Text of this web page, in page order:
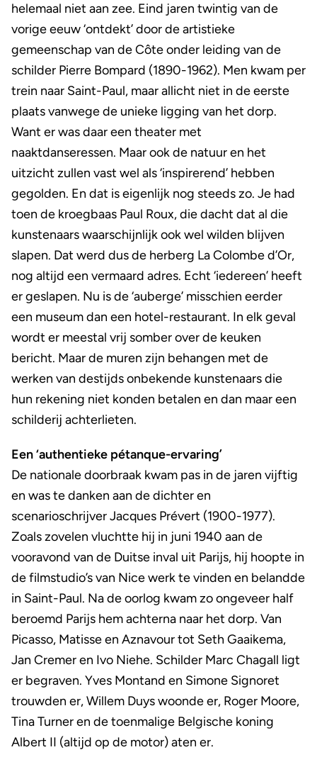
helemaal niet aan zee. Eind jaren twintig van de
vorige eeuw ‘ontdekt’ door de artistieke
gemeenschap van de Côte onder leiding van de
schilder Pierre Bompard (1890-1962). Men kwam per
trein naar Saint-Paul, maar allicht niet in de eerste
plaats vanwege de unieke ligging van het dorp.
Want er was daar een theater met
naaktdanseressen. Maar ook de natuur en het
uitzicht zullen vast wel als ‘inspirerend’ hebben
gegolden. En dat is eigenlijk nog steeds zo. Je had
toen de kroegbaas Paul Roux, die dacht dat al die
kunstenaars waarschijnlijk ook wel wilden blijven
slapen. Dat werd dus de herberg La Colombe d’Or,
nog altijd een vermaard adres. Echt ‘iedereen’ heeft
er geslapen. Nu is de ‘auberge’ misschien eerder
een museum dan een hotel-restaurant. In elk geval
wordt er meestal vrij somber over de keuken
bericht. Maar de muren zijn behangen met de
werken van destijds onbekende kunstenaars die
hun rekening niet konden betalen en dan maar een
schilderij achterlieten.
Een ‘authentieke pétanque-ervaring’
De nationale doorbraak kwam pas in de jaren vijftig
en was te danken aan de dichter en
scenarioschrijver Jacques Prévert (1900-1977).
Zoals zovelen vluchtte hij in juni 1940 aan de
vooravond van de Duitse inval uit Parijs, hij hoopte in
de filmstudio’s van Nice werk te vinden en belandde
in Saint-Paul. Na de oorlog kwam zo ongeveer half
beroemd Parijs hem achterna naar het dorp. Van
Picasso, Matisse en Aznavour tot Seth Gaaikema,
Jan Cremer en Ivo Niehe. Schilder Marc Chagall ligt
er begraven. Yves Montand en Simone Signoret
trouwden er, Willem Duys woonde er, Roger Moore,
Tina Turner en de toenmalige Belgische koning
Albert II (altijd op de motor) aten er.